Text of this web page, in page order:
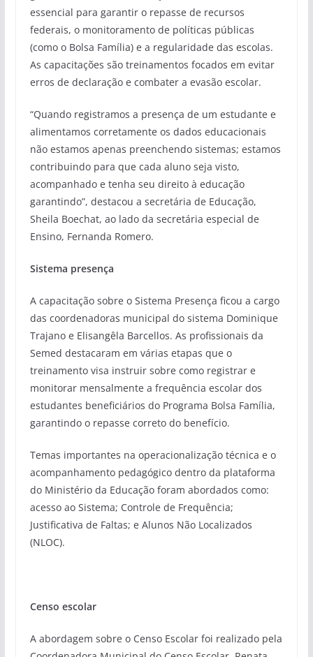
essencial para garantir o repasse de recursos
federais, o monitoramento de políticas públicas
(como o Bolsa Família) e a regularidade das escolas.
As capacitações são treinamentos focados em evitar
erros de declaração e combater a evasão escolar.
“Quando registramos a presença de um estudante e
alimentamos corretamente os dados educacionais
não estamos apenas preenchendo sistemas; estamos
contribuindo para que cada aluno seja visto,
acompanhado e tenha seu direito à educação
garantindo”, destacou a secretária de Educação,
Sheila Boechat, ao lado da secretária especial de
Ensino, Fernanda Romero.
Sistema presença
A capacitação sobre o Sistema Presença ficou a cargo
das coordenadoras municipal do sistema Dominique
Trajano e Elisangêla Barcellos. As profissionais da
Semed destacaram em várias etapas que o
treinamento visa instruir sobre como registrar e
monitorar mensalmente a frequência escolar dos
estudantes beneficiários do Programa Bolsa Família,
garantindo o repasse correto do benefício.
Temas importantes na operacionalização técnica e o
acompanhamento pedagógico dentro da plataforma
do Ministério da Educação foram abordados como:
acesso ao Sistema; Controle de Frequência;
Justificativa de Faltas; e Alunos Não Localizados
(NLOC).
Censo escolar
A abordagem sobre o Censo Escolar foi realizado pela